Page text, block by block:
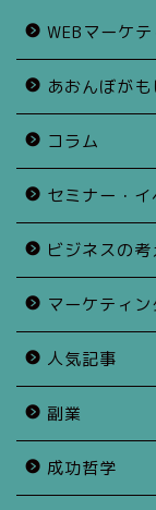
WEBマーケ
あおんぼが
コラム
セミナー・イ
ビジネスの考
マーケティ
人気記事
副業
成功哲学